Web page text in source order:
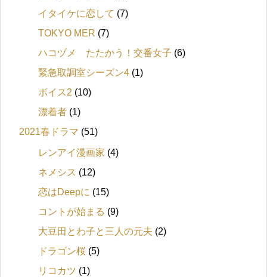
イタイケに恋して (7)
TOKYO MER (7)
ハコヅメ たたかう！交番女子 (6)
緊急取調室シーズン4 (1)
ボイス2 (10)
漂着者 (1)
2021春ドラマ (51)
レンアイ漫画家 (4)
ネメシス (12)
恋はDeepに (15)
コントが始まる (9)
大豆田とわ子と三人の元夫 (2)
ドラゴン桜 (5)
リコカツ (1)